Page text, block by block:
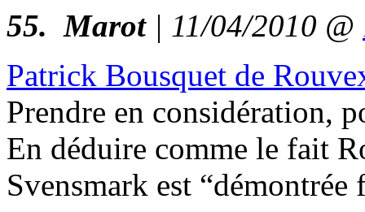
55. Marot| 11/04/2010 @
Patrick Bousquet de
Prendre en considération,
En déduire comme le fait
Svensmark est “démontrée